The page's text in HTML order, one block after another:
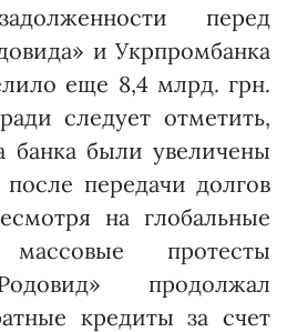
перед
и Укрпромбанка
еще 8,4 млрд. грн.
следует отметить,
банка были увеличены
передачи долгов
на глобальные
протесты
продолжал
кредиты за счет